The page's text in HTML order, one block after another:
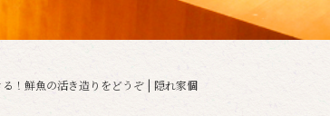
！鮮魚の活き造りをどうぞ | 隠れ家個